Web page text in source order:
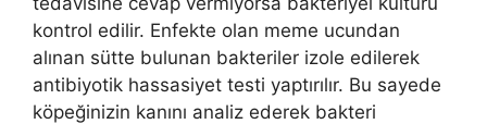
kontrol edilir. Enfekte olan meme ucundan
alınan sütte bulunan bakteriler izole edilerek
antibiyotik hassasiyet testi yaptırılır. Bu sayede
köpeğinizin kanını analiz ederek bakteri